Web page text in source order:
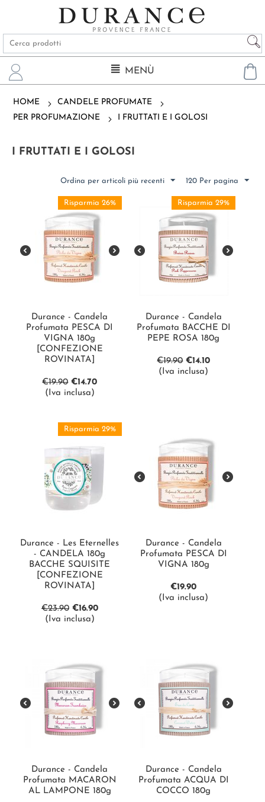
MENÙ
HOME
CANDELE PROFUMATE
PER PROFUMAZIONE
I FRUTTATI E I GOLOSI
I FRUTTATI E I GOLOSI
Ordina per articoli più recenti 120 Per pagina
Risparmia 26%
Durance - Candela
Profumata PESCA DI
VIGNA 180g
[CONFEZIONE
ROVINATA]
€19.90 €14.70
(Iva inclusa)
Risparmia 29%
Durance - Candela
Profumata BACCHE DI
PEPE ROSA 180g
€19.90 €14.10
(Iva inclusa)
Risparmia 29%
Durance - Les Eternelles
- CANDELA 180g
BACCHE SQUISITE
[CONFEZIONE
ROVINATA]
€23.90 €16.90
(Iva inclusa)
Durance - Candela
Profumata PESCA DI
VIGNA 180g
€19.90
(Iva inclusa)
Durance - Candela
Profumata MACARON
AL LAMPONE 180g
Durance - Candela
Profumata ACQUA DI
COCCO 180g